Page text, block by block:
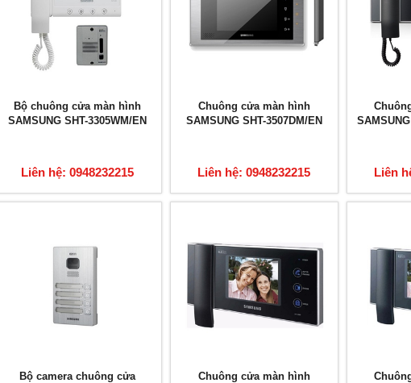
Bộ chuông cửa màn hình
SAMSUNG SHT-3305WM/EN
Liên hệ: 0948232215
Chuông cửa màn hình
SAMSUNG SHT-3507DM/EN
Liên hệ: 0948232215 Liên
Bộ camera chuông cửa
Chuông cửa màn hình